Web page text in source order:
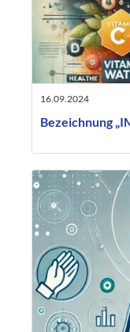
16.09.2024
Bezeichnung